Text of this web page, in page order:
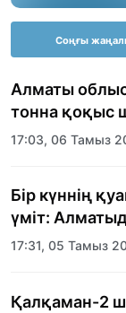
Соңғы
Алматы
тонна қоқыс
17:03, 06 Тамыз
Бір күннің
үміт:
17:31, 05 Тамыз
Қалқаман-2